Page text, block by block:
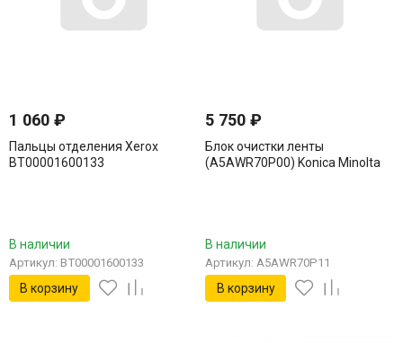
1 060 ₽
Пальцы отделения Xerox
BT00001600133
В наличии
Артикул: BT00001600133
В корзину
5 750₽
Блок очистки ленты
(A5AWR70P00) Konica Minolta
В наличии
Артикул: A5AWR70P11
В корзину